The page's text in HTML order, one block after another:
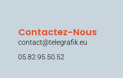
Contactez-Nous
contact@telegrafik.eu
05.82.95.50.52